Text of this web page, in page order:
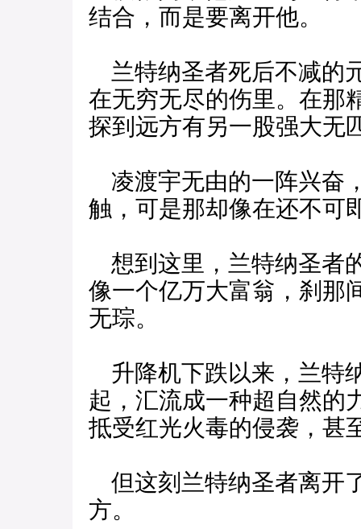
结合，而是要离开他。
兰特纳圣者死后不减的
在无穷无尽的伤里。在那
探到远方有另一股强大无
凌渡宇无由的一阵兴奋
触，可是那却像在还不可
想到这里，兰特纳圣者
像一个亿万大富翁，刹那
无琮。
升降机下跌以来，兰特
起，汇流成一种超自然的
抵受红光火毒的侵袭，甚
但这刻兰特纳圣者离开
方。